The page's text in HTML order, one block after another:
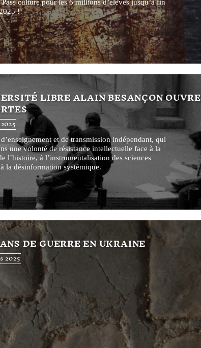
!!
LIBRE ALAIN BESANÇON OUVRE
et de transmission indépendant, qui
une volonté de résistance intellectuelle face à la
l’histoire, à l’instrumentalisation des sciences
la désinformation systémique.
DE GUERRE EN UKRAINE
2025